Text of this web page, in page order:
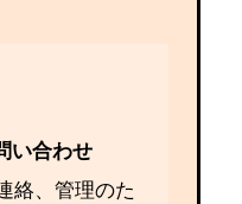
い合わせ
絡、管理のた